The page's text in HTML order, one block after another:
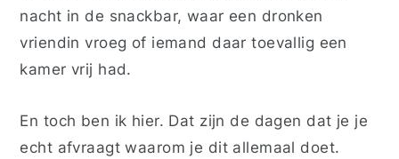
nacht in de snackbar, waar een dronken
vriendin vroeg of iemand daar toevallig een
kamer vrij had.
En toch ben ik hier. Dat zijn de dagen dat je je
echt afvraagt waarom je dit allemaal doet.